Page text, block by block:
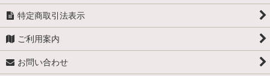
特定商取引法表示
ご利用案内
お問い合わせ